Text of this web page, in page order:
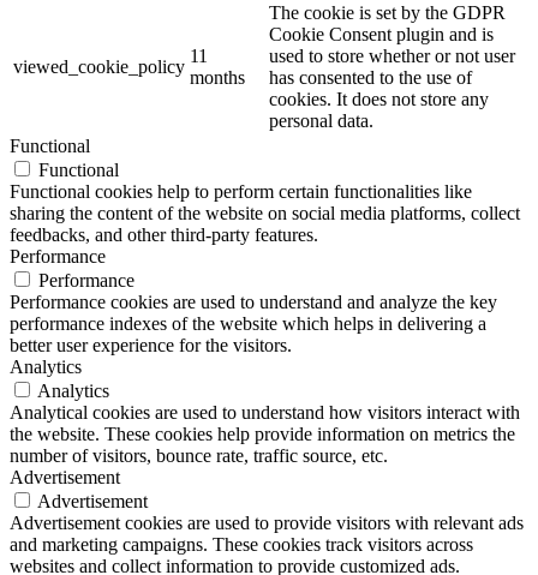
viewed_cookie_policy
11
months
The cookie is set by the GDPR
Cookie Consent plugin and is
used to store whether or not user
has consented to the use of
cookies. It does not store any
personal data.
Functional
Functional
Functional cookies help to perform certain functionalities like
sharing the content of the website on social media platforms, collect
feedbacks, and other third-party features.
Performance
Performance
Performance cookies are used to understand and analyze the key
performance indexes of the website which helps in delivering a
better user experience for the visitors.
Analytics
Analytics
Analytical cookies are used to understand how visitors interact with
the website. These cookies help provide information on metrics the
number of visitors, bounce rate, traffic source, etc.
Advertisement
Advertisement
Advertisement cookies are used to provide visitors with relevant ads
and marketing campaigns. These cookies track visitors across
websites and collect information to provide customized ads.